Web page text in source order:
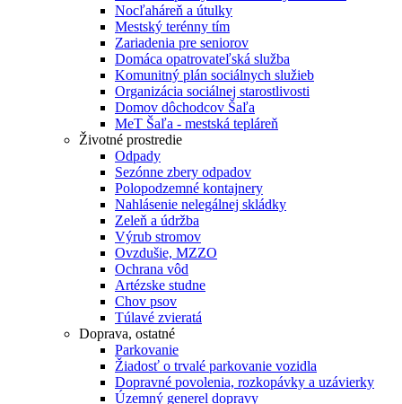
Nocľaháreň a útulky
Mestský terénny tím
Zariadenia pre seniorov
Domáca opatrovateľská služba
Komunitný plán sociálnych služieb
Organizácia sociálnej starostlivosti
Domov dôchodcov Šaľa
MeT Šaľa - mestská tepláreň
Životné prostredie
Odpady
Sezónne zbery odpadov
Polopodzemné kontajnery
Nahlásenie nelegálnej skládky
Zeleň a údržba
Výrub stromov
Ovzdušie, MZZO
Ochrana vôd
Artézske studne
Chov psov
Túlavé zvieratá
Doprava, ostatné
Parkovanie
Žiadosť o trvalé parkovanie vozidla
Dopravné povolenia, rozkopávky a uzávierky
Územný generel dopravy